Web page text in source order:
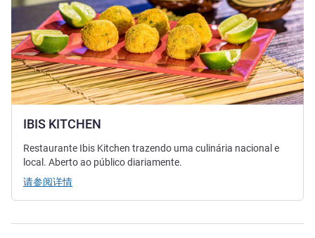
IBIS KITCHEN
Restaurante Ibis Kitchen trazendo uma culinária nacional e
local. Aberto ao público diariamente.
请参阅详情